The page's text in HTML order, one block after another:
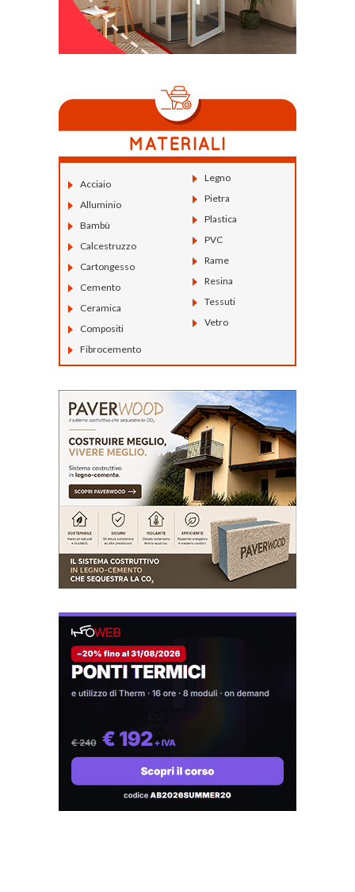
Acciaio
Alluminio
Bambù
Calcestruzzo
Cartongesso
Cemento
Ceramica
Compositi
Fibrocemento
Legno
Pietra
Plastica
PVC
Rame
Resina
Tessuti
Vetro